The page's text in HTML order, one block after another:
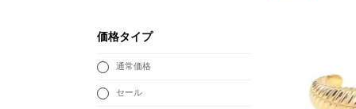
価格タイプ
通常価格
セール